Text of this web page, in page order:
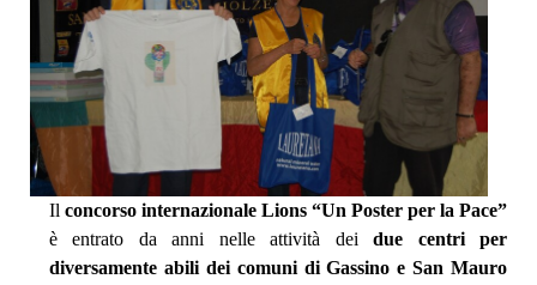
Il concorso internazionale Lions “Un Poster per la Pace”
è entrato da anni nelle attività deidue centri per
diversamente abili dei comuni di Gassino e San Mauro